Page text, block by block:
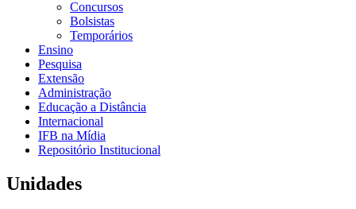
Concursos
Bolsistas
Temporários
Ensino
Pesquisa
Extensão
Administração
Educação a Distância
Internacional
IFB na Mídia
Repositório Institucional
Unidades